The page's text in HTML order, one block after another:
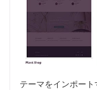
テーマをインポー